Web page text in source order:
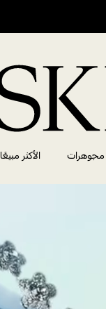
مجوهرات الأكثر مبيعًا